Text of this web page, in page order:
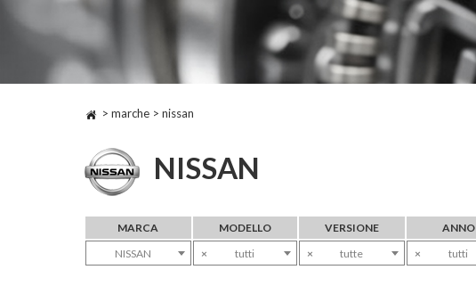
> marche > nissan
NISSAN
MARCA MODELLO VERSIONE ANNO
NISSAN
× tutti × tutte × tutti